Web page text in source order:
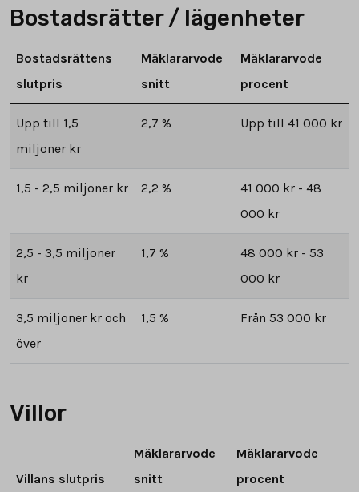
Bostadsrätter / lägenheter
Bostadsrättens
slutpris
Mäklararvode
snitt
Mäklararvode
procent
Upp till 1,5
miljoner kr
2,7 % Upp till 41 000 kr
1,5 - 2,5 miljoner kr 2,2 %
41 000 kr - 48
000 kr
2,5 - 3,5 miljoner
kr
1,7 %
48 000 kr - 53
000 kr
3,5 miljoner kr och
över
1,5 % Från 53 000 kr
Villor
Villans slutpris
Mäklararvode
snitt
Mäklararvode
procent